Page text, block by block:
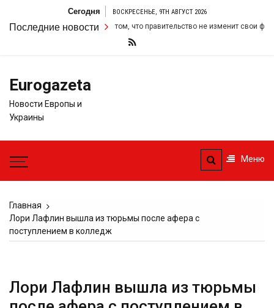
содержимому
Сегодня ВОСКРЕСЕНЬЕ, 9TH АВГУСТ 2026
Последние новости
настойчивость в том, что правительство не изменит свои
Eurogazeta
Новости Европы и
Украины
Меню
Главная
Лори Лафлин вышла из тюрьмы после афера с
поступлением в колледж
Лори Лафлин вышла из тюрьмы